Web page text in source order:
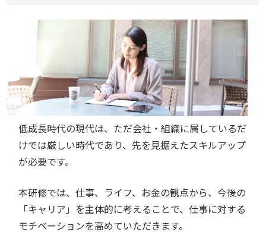
低成長時代の現代は、ただ会社・組織に属しているだ
けでは厳しい時代であり、先を見据えたスキルアップ
が必要です。
本研修では、仕事、ライフ、お金の観点から、今後の
「キャリア」を主体的に考えることで、仕事に対する
モチベーションを高めていただきます。